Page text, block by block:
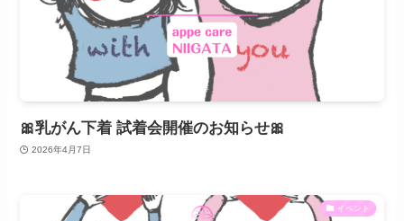
🎀乳がん下着 試着会開催のお知らせ🎀
2026年4月7日
イベント